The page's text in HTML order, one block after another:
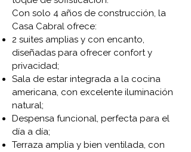
Con solo 4 años de construcción, la
Casa Cabral ofrece:
2 suites amplias y con encanto,
diseñadas para ofrecer confort y
privacidad;
Sala de estar integrada a la cocina
americana, con excelente iluminación
natural;
Despensa funcional, perfecta para el
día a día;
Terraza amplia y bien ventilada, con